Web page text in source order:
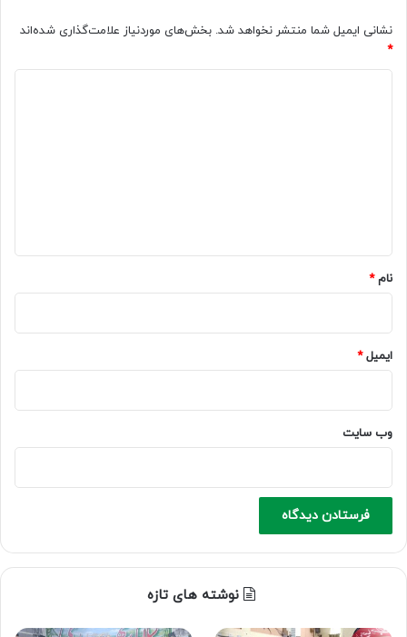
نشانی ایمیل شما منتشر نخواهد شد. بخش‌های موردنیاز علامت‌گذاری شده‌اند
*
نام*
ایمیل*
وب‌ سایت
نوشته های تازه